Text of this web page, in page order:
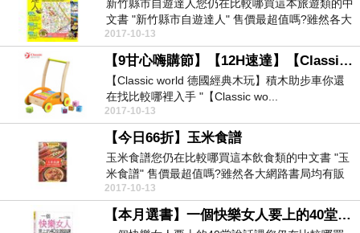
新竹縣市自遊達人您仍在比較哪買這本旅遊類的中
文書 "新竹縣市自遊達人" 售價最超值嗎?雖然各大
網路書...
2017-10-13
【9甘心嗨購節】【12H速達】【Classic world 德國經典木玩】積木助步車
【Classic world 德國經典木玩】積木助步車你還
在找比較哪裡入手 "【Classic wo...
2017-10-13
【今日66折】玉米食譜
玉米食譜您仍在比較哪買這本飲食類的中文書 "玉
米食譜" 售價最超值嗎?雖然各大網路書局均有販
售，不過...
2017-10-13
【本月選書】一個快樂女人要上的40堂說話課